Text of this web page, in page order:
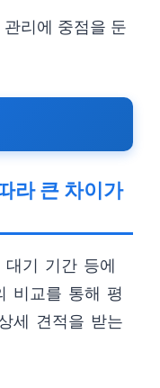
리에 중점을 둔
라 큰 차이가
기 기간 등에
비교를 통해 평
세 견적을 받는